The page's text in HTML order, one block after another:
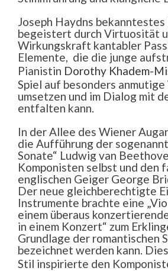
Joseph Haydns
begeistert durch Virtuosität
Wirkungskraft kantabler
Elemente, die die junge
Pianistin Dorothy Khadem-
Spiel auf besonders
umsetzen und im Dialog mit
entfalten kann.
In der Allee des Wiener
die Aufführung der
Sonate“ Ludwig van
Komponisten selbst und den
englischen Geiger George
Der neue gleichberechtigte
Instrumente brachte eine
einem überaus
in einem Konzert“ zum
Grundlage der romantischen
bezeichnet werden kann.
Stil inspirierte den